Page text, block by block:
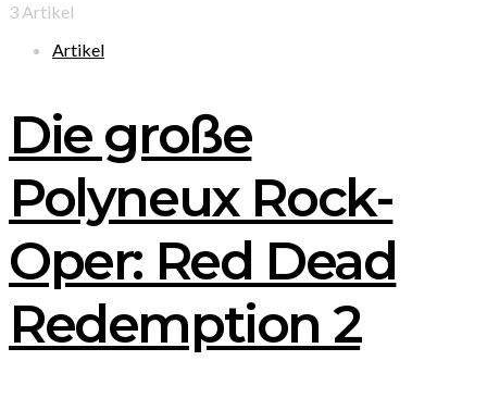
3 Artikel
Artikel
Die große
Polyneux Rock-
Oper: Red Dead
Redemption 2